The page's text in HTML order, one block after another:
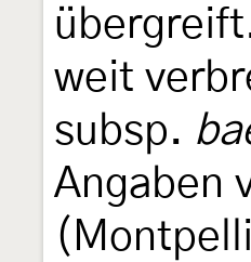
weit
subsp.
Angaben